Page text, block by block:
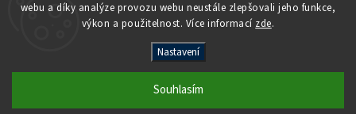
webu a díky analýze provozu webu neustále zlepšovali jeho funkce,
výkon a použitelnost. Více informací zde.
Nastavení
Souhlasím
APER e-shop. Všechna práva vyhrazena.